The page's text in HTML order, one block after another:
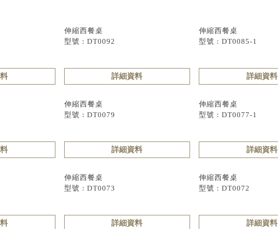
伸縮西餐桌
型號 : DT0092
詳細資料
伸縮西餐桌
型號 : DT0085-1
詳細資料
伸縮西餐桌
型號 : DT0079
詳細資料
伸縮西餐桌
型號 : DT0077-1
詳細資料
伸縮西餐桌
型號 : DT0073
詳細資料
伸縮西餐桌
型號 : DT0072
詳細資料